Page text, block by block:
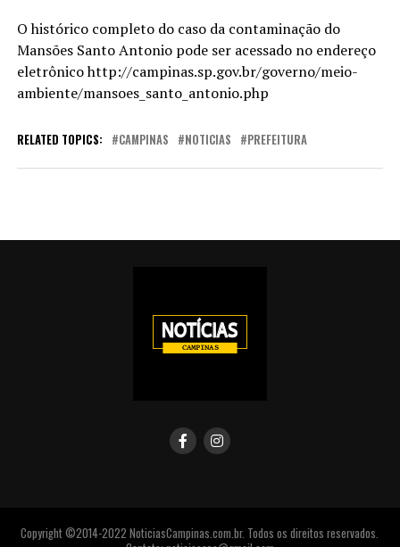
O histórico completo do caso da contaminação do
Mansões Santo Antonio pode ser acessado no endereço
eletrônico http://campinas.sp.gov.br/governo/meio-
ambiente/mansoes_santo_antonio.php
RELATED TOPICS: CAMPINAS NOTICIAS PREFEITURA
Copyright ©2014-2022 NoticiasCampinas.com.br. Todos os direitos reservados.